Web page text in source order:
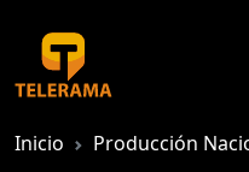
Inicio Producción